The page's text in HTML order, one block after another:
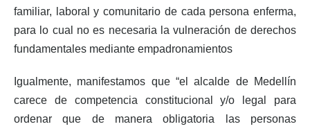
familiar, laboral y comunitario de cada persona enferma,
para lo cual no es necesaria la vulneración de derechos
fundamentales mediante empadronamientos
Igualmente, manifestamos que “el alcalde de Medellín
carece de competencia constitucional y/o legal para
ordenar que de manera obligatoria las personas